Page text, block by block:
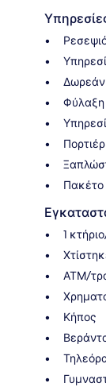
Δωρεάν
Πακέτο
1
ΑΤΜ/
Κήπος